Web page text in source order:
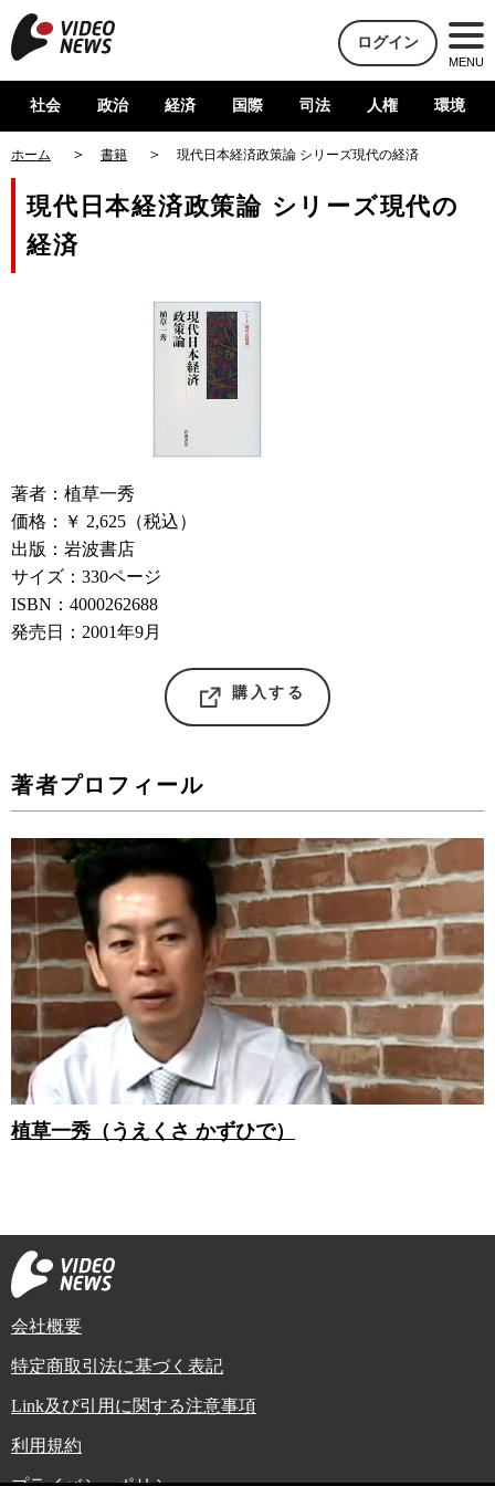
ログイン
MENU
社会 政治 経済 国際 司法 人権 環境
ホーム 書籍 現代日本経済政策論 シリーズ現代の経済
現代日本経済政策論 シリーズ現代の
経済
著者：植草一秀
価格：￥ 2,625（税込）
出版：岩波書店
サイズ：330ページ
ISBN：4000262688
発売日：2001年9月
購入する
著者プロフィール
植草一秀（うえくさ かずひで）
会社概要
特定商取引法に基づく表記
Link及び引用に関する注意事項
利用規約